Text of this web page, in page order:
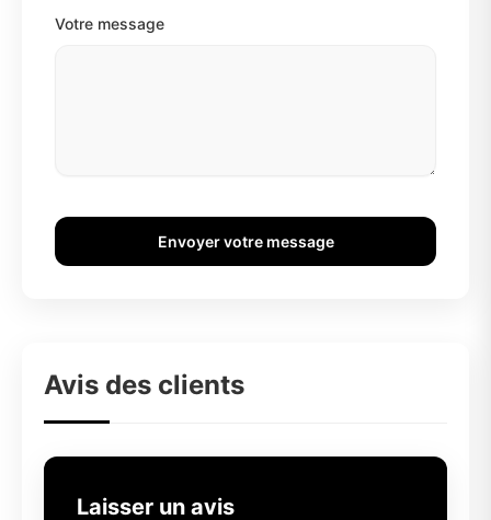
Votre message
Envoyer votre message
Avis des clients
Laisser un avis